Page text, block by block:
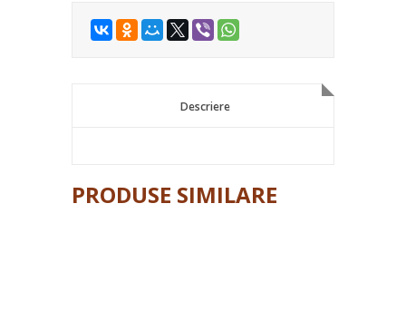
Descriere
Descriere
PRODUSE SIMILARE